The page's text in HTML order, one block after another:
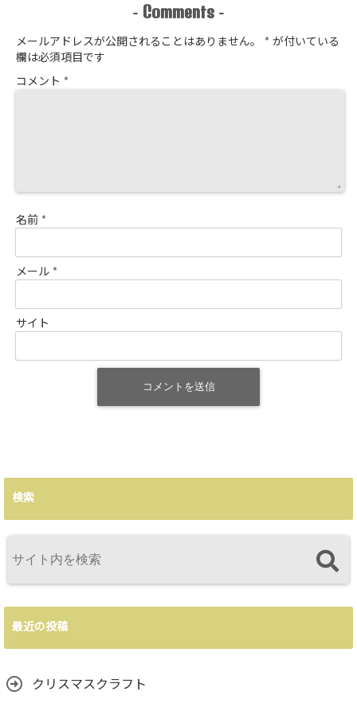
- Comments -
メールアドレスが公開されることはありません。 * が付いている
欄は必須項目です
コメント *
名前 *
メール *
サイト
検索
最近の投稿
クリスマスクラフト